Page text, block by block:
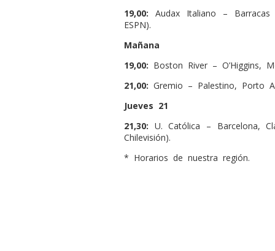
19,00: Audax Italiano – Barracas
ESPN).
Mañana
19,00: Boston River – O’Higgins,
21,00: Gremio – Palestino, Porto
Jueves 21
21,30: U. Católica – Barcelona,
Chilevisión).
* Horarios de nuestra región.